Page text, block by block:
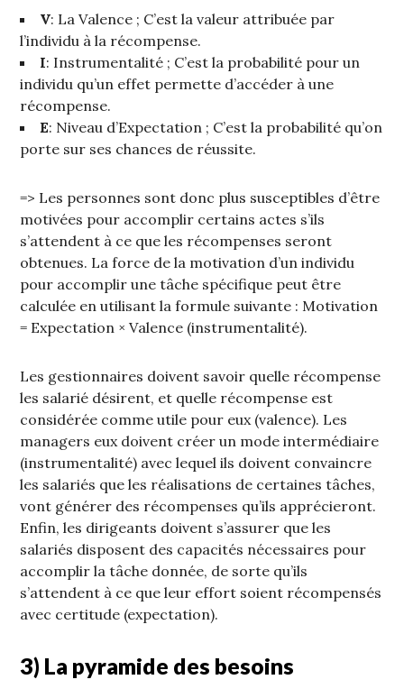
V: La Valence ; C’est la valeur attribuée par
l’individu à la récompense.
I: Instrumentalité ; C’est la probabilité pour un
individu qu’un effet permette d’accéder à une
récompense.
E: Niveau d’Expectation ; C’est la probabilité qu’on
porte sur ses chances de réussite.
=> Les personnes sont donc plus susceptibles d’être
motivées pour accomplir certains actes s’ils
s’attendent à ce que les récompenses seront
obtenues. La force de la motivation d’un individu
pour accomplir une tâche spécifique peut être
calculée en utilisant la formule suivante : Motivation
= Expectation × Valence (instrumentalité).
Les gestionnaires doivent savoir quelle récompense
les salarié désirent, et quelle récompense est
considérée comme utile pour eux (valence). Les
managers eux doivent créer un mode intermédiaire
(instrumentalité) avec lequel ils doivent convaincre
les salariés que les réalisations de certaines tâches,
vont générer des récompenses qu’ils apprécieront.
Enfin, les dirigeants doivent s’assurer que les
salariés disposent des capacités nécessaires pour
accomplir la tâche donnée, de sorte qu’ils
s’attendent à ce que leur effort soient récompensés
avec certitude (expectation).
3) La pyramide des besoins